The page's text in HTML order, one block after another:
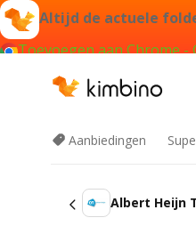
Altijd de actuele
Toevoegen aan Chrome -
Aanbiedingen
Albert Heijn